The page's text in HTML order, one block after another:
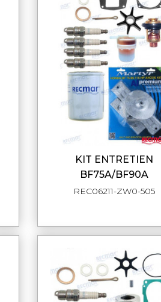
APERÇU
KIT ENTRETIEN
BF75A/BF90A
REC06211-ZW0-505